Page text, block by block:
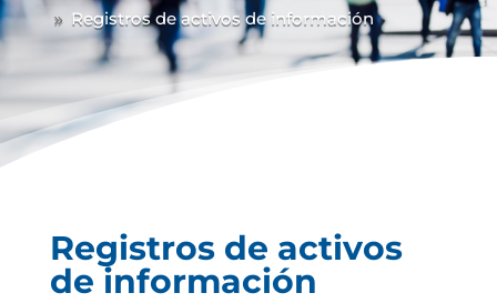
9 Registros de activos de información
Registros de activos
de información